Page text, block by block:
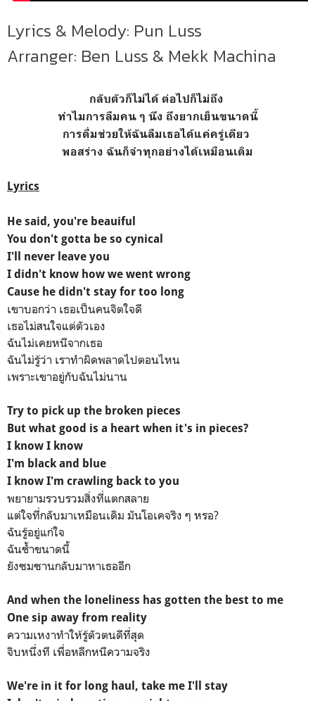
Lyrics & Melody: Pun Luss
Arranger: Ben Luss & Mekk Machina
กลับตัวก็ไม่ได้ ต่อไปก็ไม่ถึง
ทำไมการลืมคน ๆ นึง ถึงยากเย็นขนาดนี้
การดื่มช่วยให้ฉันลืมเธอได้แค่ครู่เดียว
พอสร่าง ฉันก็จำทุกอย่างได้เหมือนเดิม
Lyrics
He said, you're beauiful
You don't gotta be so cynical
I'll never leave you
I didn't know how we went wrong
Cause he didn't stay for too long
เขาบอกว่า เธอเป็นคนจิตใจดี
เธอไม่สนใจแต่ตัวเอง
ฉันไม่เคยหนีจากเธอ
ฉันไม่รู้ว่า เราทำผิดพลาดไปตอนไหน
เพราะเขาอยู่กับฉันไม่นาน
Try to pick up the broken pieces
But what good is a heart when it's in pieces?
I know I know
I'm black and blue
I know I'm crawling back to you
พยายามรวบรวมสิ่งที่แตกสลาย
แต่ใจที่กลับมาเหมือนเดิม มันโอเคจริง ๆ หรอ?
ฉันรู้อยู่แก่ใจ
ฉันช้ำขนาดนี้
ยังซมซานกลับมาหาเธออีก
And when the loneliness has gotten the best to me
One sip away from reality
ความเหงาทำให้รู้ตัวตนดีที่สุด
จิบหนึ่งที เพื่อหลีกหนีความจริง
We're in it for long haul, take me I'll stay